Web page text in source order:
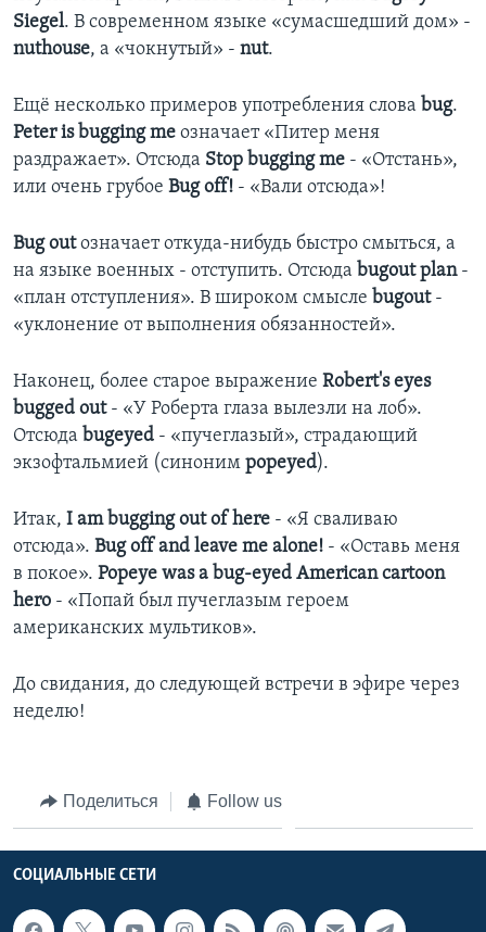
Siegel. В современном языке «сумасшедший дом» -
nuthouse, а «чокнутый» - nut.
Ещё несколько примеров употребления слова bug.
Peter is bugging me означает «Питер меня
раздражает». Отсюда Stop bugging me - «Отстань»,
или очень грубое Bug off! - «Вали отсюда»!
Bug outозначает откуда-нибудь быстро смыться, а
на языке военных - отступить. Отсюда bugout plan-
«план отступления». В широком смысле bugout-
«уклонение от выполнения обязанностей».
Наконец, более старое выражение Robert's eyes
bugged out- «У Роберта глаза вылезли на лоб».
Отсюда bugeyed - «пучеглазый», страдающий
экзофтальмией (синоним popeyed).
Итак, I am bugging out of here - «Я сваливаю
отсюда». Bug off and leave me alone! - «Оставь меня
в покое». Popeye was a bug-eyed American cartoon
hero - «Попай был пучеглазым героем
американских мультиков».
До свидания, до следующей встречи в эфире через
неделю!
Поделиться Follow us
СОЦИАЛЬНЫЕ СЕТИ